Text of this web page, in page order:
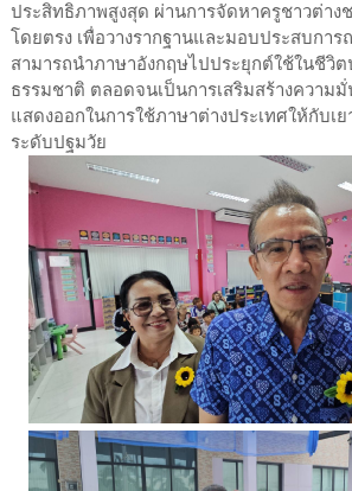
ประสิทธิภาพสูงสุด ผ่านการจัดหาครูชาวต่า
โดยตรง เพื่อวางรากฐานและมอบประสบการ
สามารถนำภาษาอังกฤษไปประยุกต์ใช้ในชีวิต
ธรรมชาติ ตลอดจนเป็นการเสริมสร้างความ
แสดงออกในการใช้ภาษาต่างประเทศให้กับเ
ระดับปฐมวัย